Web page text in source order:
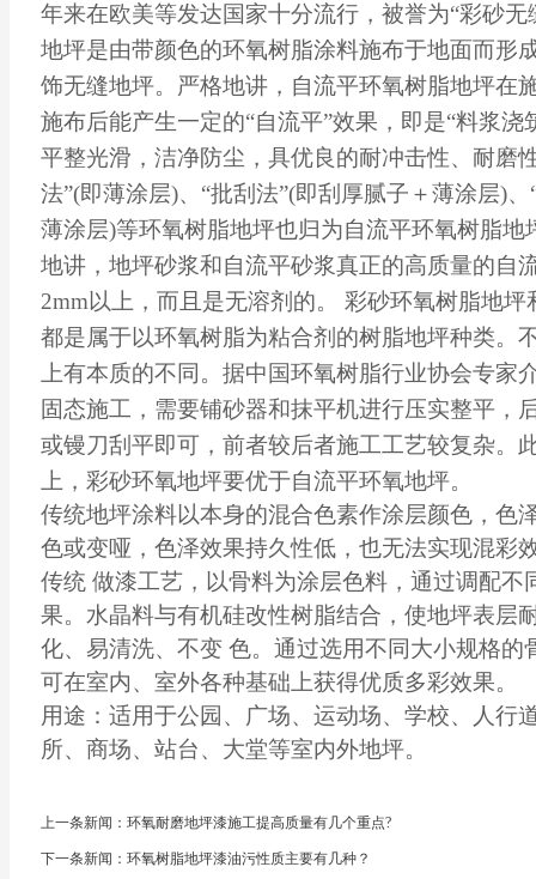
年来在欧美等发达国家十分流行，被誉为“彩砂
地坪是由带颜色的环氧树脂涂料施布于地面而形
饰无缝地坪。严格地讲，自流平环氧树脂地坪在
施布后能产生一定的“自流平”效果，即是“料浆
平整光滑，洁净防尘，具优良的耐冲击性、耐磨
法”(即薄涂层)、“批刮法”(即刮厚腻子＋薄涂层)
薄涂层)等环氧树脂地坪也归为自流平环氧树脂
地讲，地坪砂浆和自流平砂浆真正的高质量的自
2mm以上，而且是无溶剂的。 彩砂环氧树脂地
都是属于以环氧树脂为粘合剂的树脂地坪种类。
上有本质的不同。据中国环氧树脂行业协会专家
固态施工，需要铺砂器和抹平机进行压实整平，
或镘刀刮平即可，前者较后者施工工艺较复杂。
上，彩砂环氧地坪要优于自流平环氧地坪。
传统地坪涂料以本身的混合色素作涂层颜色，色
色或变哑，色泽效果持久性低，也无法实现混彩
传统 做漆工艺，以骨料为涂层色料，通过调配不
果。水晶料与有机硅改性树脂结合，使地坪表层
化、易清洗、不变 色。通过选用不同大小规格的
可在室内、室外各种基础上获得优质多彩效果。
用途：适用于公园、广场、运动场、学校、人行
所、商场、站台、大堂等室内外地坪。
上一条新闻：环氧耐磨地坪漆施工提高质量有几个重点?
下一条新闻：环氧树脂地坪漆油污性质主要有几种？